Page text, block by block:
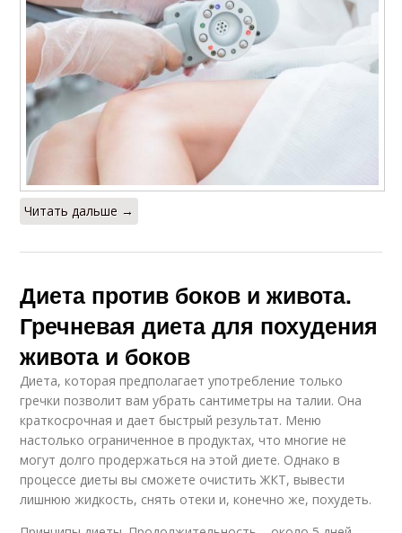
Читать дальше →
Диета против боков и живота.
Гречневая диета для похудения
живота и боков
Диета, которая предполагает употребление только
гречки позволит вам убрать сантиметры на талии. Она
краткосрочная и дает быстрый результат. Меню
настолько ограниченное в продуктах, что многие не
могут долго продержаться на этой диете. Однако в
процессе диеты вы сможете очистить ЖКТ, вывести
лишнюю жидкость, снять отеки и, конечно же, похудеть.